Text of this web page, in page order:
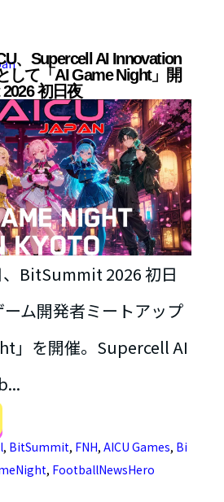
、Supercell AI Innovation
して「AI Game Night」開
初日夜
BitSummit 2026 初日
ム開発者ミートアップ
」を開催。Supercell AI
, BitSummit, FNH, AICU Games, Bi
, FootballNewsHero